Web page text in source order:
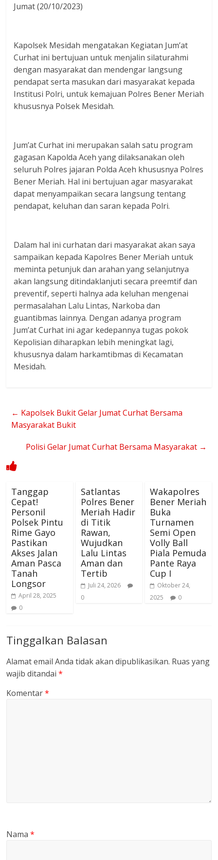
Jumat (20/10/2023)
Kapolsek Mesidah mengatakan Kegiatan Jum’at
Curhat ini bertujuan untuk menjalin silaturahmi
dengan masyarakat dan mendengar langsung
pendapat serta masukan dari masyarakat kepada
Institusi Polri, untuk kemajuan Polres Bener Meriah
khususnya Polsek Mesidah.
Jum’at Curhat ini merupakan salah satu program
gagasan Kapolda Aceh yang dilaksanakan oleh
seluruh Polres jajaran Polda Aceh khususnya Polres
Bener Meriah. Hal ini bertujuan agar masyarakat
dapat menyampaikan secara langsung tentang
pendapat, keluhan dan saran kepada Polri.
Dalam hal ini curhatan dari masyarakat akan saya
sampaikan kepada Kapolres Bener Meriah untuk
meminta petunjuk dan arahan yang selanjutnya
akan langsung ditindaklanjuti secara preemtif dan
preventif, seperti halnya ada keluhan mengenai
permasalahan Lalu Lintas, Narkoba dan
guantibmas lainnya. Dengan adanya program
Jum’at Curhat ini agar kedepannya tugas pokok
Kepolisian diharapkan lebih meningkat lagi,
khususnya dalam harkamtibmas di Kecamatan
Mesidah.
← Kapolsek Bukit Gelar Jumat Curhat Bersama
Masyarakat Bukit
Polisi Gelar Jumat Curhat Bersama Masyarakat →
Tanggap
Cepat!
Personil
Polsek Pintu
Rime Gayo
Pastikan
Akses Jalan
Aman Pasca
Tanah
Longsor
April 28, 2025
0
Satlantas
Polres Bener
Meriah Hadir
di Titik
Rawan,
Wujudkan
Lalu Lintas
Aman dan
Tertib
Juli 24, 2026
0
Wakapolres
Bener Meriah
Buka
Turnamen
Semi Open
Volly Ball
Piala Pemuda
Pante Raya
Cup I
Oktober 24,
2025
0
Tinggalkan Balasan
Alamat email Anda tidak akan dipublikasikan. Ruas yang
wajib ditandai*
Komentar*
Nama*